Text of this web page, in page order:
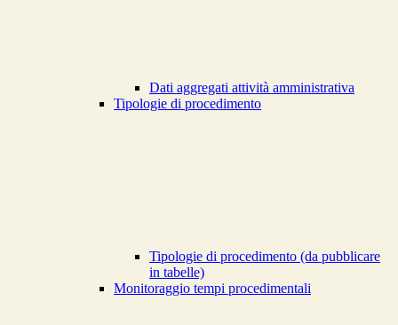
Dati aggregati attività amministrativa
Tipologie di procedimento
Tipologie di procedimento (da pubblicare
in tabelle)
Monitoraggio tempi procedimentali